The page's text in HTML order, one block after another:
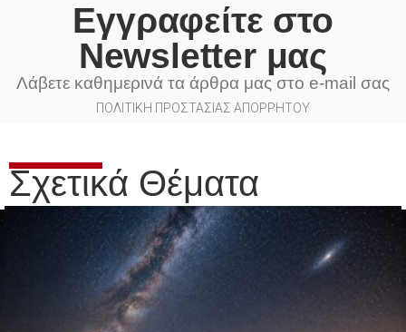
Εγγραφείτε στο
Newsletter μας
Λάβετε καθημερινά τα άρθρα μας στο e-mail σας
ΠΟΛΙΤΙΚΗ ΠΡΟΣΤΑΣΙΑΣ ΑΠΟΡΡΗΤΟΥ
Σχετικά Θέματα